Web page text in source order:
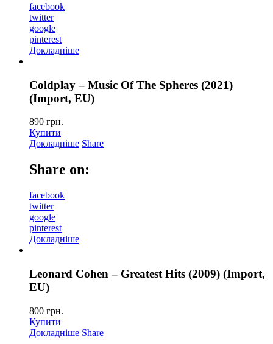
facebook
twitter
google
pinterest
Докладніше
Coldplay – Music Of The Spheres (2021)
(Import, EU)
890 грн.
Купити
Докладніше Share
Share on:
facebook
twitter
google
pinterest
Докладніше
Leonard Cohen – Greatest Hits (2009) (Import,
EU)
800 грн.
Купити
Докладніше Share